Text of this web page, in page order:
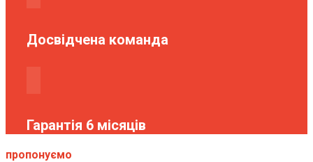
Досвідчена команда
Гарантія 6 місяців
пропонуємо